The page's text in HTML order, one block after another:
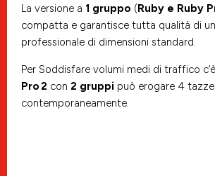
La versione a 1 gruppo (Ruby e Ruby
compatta e garantisce tutta qualità di
professionale di dimensioni standard.
Per Soddisfare volumi medi di traffico
Pro 2 con 2 gruppi può erogare 4 tazze
contemporaneamente.